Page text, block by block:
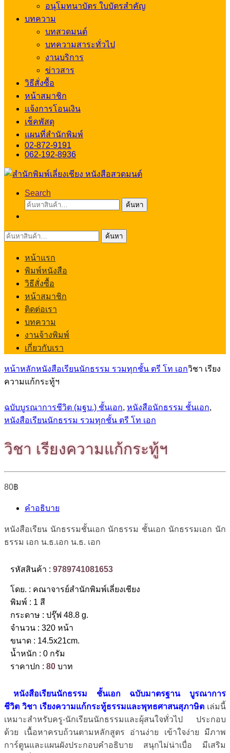
อนุโมทนาบัตร ใบบัตรสำคัญ
บทความ
บทสวดมนต์
บทความสาระทั่วไป
งานบริการ
ข่าวสาร
วิธีสั่งซื้อ
หน้าสมาชิก
แจ้งการโอนเงิน
เช็คพัสดุ
แผนที่สำนักพิมพ์
02-872-9191
062-192-8936
Search
ค้นหา:
ค้นหา
ค้นหา: ค้นหา
หน้าแรก
พิมพ์หนังสือ
วิธีสั่งซื้อ
หน้าสมาชิก
ติดต่อเรา
บทความ
งานจ้างพิมพ์
เกี่ยวกับเรา
หน้าหลักหนังสือเรียนนักธรรม รวมทุกชั้น ตรี โท เอกวิชา เรียง
ความแก้กระทู้ฯ
ฉบับบูรณาการชีวิต (มฐบ.) ชั้นเอก, หนังสือนักธรรม ชั้นเอก,
หนังสือเรียนนักธรรม รวมทุกชั้น ตรี โท เอก
วิชา เรียงความแก้กระทู้ฯ
80฿
คำอธิบาย
หนังสือเรียน นักธรรมชั้นเอก นักธรรม ชั้นเอก นักธรรมเอก นัก
ธรรม เอก น.ธ.เอก น.ธ. เอก
รหัสสินค้า : 9789741081653
โดย. : คณาจารย์สำนักพิมพ์เลี่ยงเชียง
พิมพ์ : 1 สี
กระดาษ : ปรุ๊ฟ 48.8 g.
จำนวน : 320 หน้า
ขนาด : 14.5x21cm.
น้ำหนัก : 0 กรัม
ราคาปก : 80 บาท
หนังสือเรียนนักธรรม ชั้นเอก ฉบับมาตรฐาน บูรณาการ
ชีวิต วิชา เรียงความแก้กระทู้ธรรมและพุทธศาสนสุภาษิต เล่มนี้
เหมาะสำหรับครู-นักเรียนนักธรรมและผุ้สนใจทั่วไป ประกอบ
ด้วย เนื้อหาครบถ้วนตามหลักสูตร อ่านง่าย เข้าใจง่าย มีภาพ
การ์ตูนและแผนผังประกอบคำอธิบาย สนุกไม่น่าเบื่อ มีเสริม